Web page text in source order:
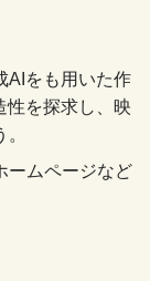
AIをも用いた作
性を探求し、映
ームページなど